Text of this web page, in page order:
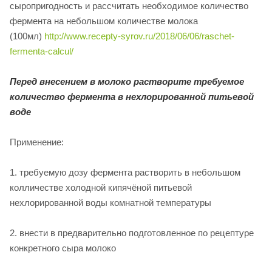
сыропригодность и рассчитать необходимое количество
фермента на небольшом количестве молока
(100мл) http://www.recepty-syrov.ru/2018/06/06/raschet-
fermenta-calcul/
Перед внесением в молоко растворите требуемое
количество фермента в нехлорированной питьевой
воде
Применение:
1. требуемую дозу фермента растворить в небольшом
колличестве холодной кипячёной питьевой
нехлорированной воды комнатной температуры
2. внести в предварительно подготовленное по рецептуре
конкретного сыра молоко